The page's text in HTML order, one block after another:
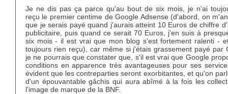
Je ne dis pas ça parce qu'au bout de six mois, je n'ai
reçu le premier centime de Google Adsense (d'abord, on
que je serais payé quand j'aurais atteint 10 Euros de chiffre
publicitaire, puis quand ce serait 70 Euros, j'en suis à
six mois - il est vrai que mon blog s'est fortement ralenti -
toujours rien reçu), car même si j'étais grassement payé par
je ne pourrais que constater que, s'il est vrai que Google
conditions en apparence très avantageuses pour ses
évident que les contreparties seront exorbitantes, et qu'on
d'un épouvantable gâchis qui aura abîmé à la fois les
l'image de marque de la BNF.